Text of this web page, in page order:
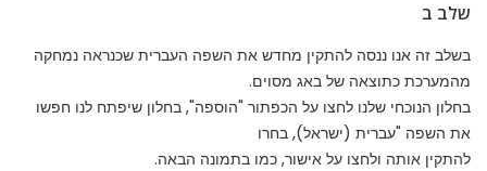
שלב ב
בשלב זה אנו ננסה להתקין מחדש את השפה העברית שכנראה נמחקה
מהמערכת כתוצאה של באג מסוים.
בחלון הנוכחי שלנו לחצו על הכפתור "הוספה", בחלון שיפתח לנו חפשו
את השפה "עברית (ישראל), בחרו
להתקין אותה ולחצו על אישור, כמו בתמונה הבאה.